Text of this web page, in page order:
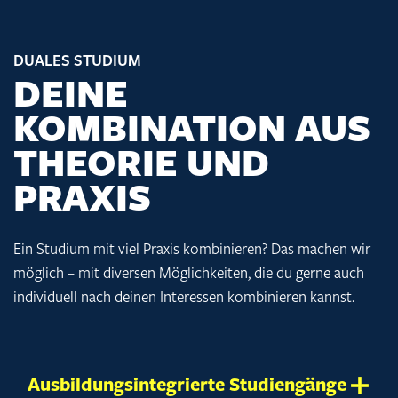
DUALES STUDIUM
DEINE
KOMBINATION AUS
THEORIE UND
PRAXIS
Ein Studium mit viel Praxis kombinieren? Das machen wir
möglich – mit diversen Möglichkeiten, die du gerne auch
individuell nach deinen Interessen kombinieren kannst.
Ausbildungsintegrierte Studiengänge